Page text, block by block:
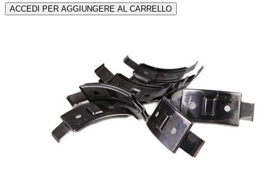
ACCEDI PER AGGIUNGERE AL CARRELLO